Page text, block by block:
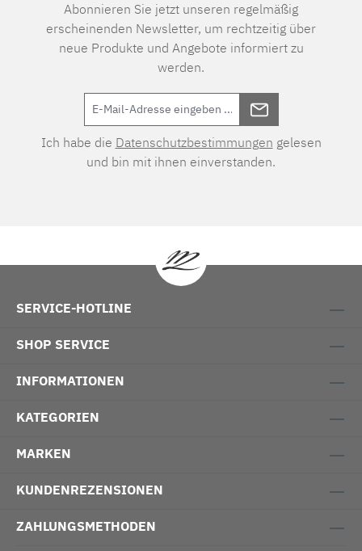
Abonnieren Sie jetzt unseren regelmäßig
erscheinenden Newsletter, um rechtzeitig über
neue Produkte und Angebote informiert zu
werden.
Ich habe die Datenschutzbestimmungen gelesen
und bin mit ihnen einverstanden.
SERVICE-HOTLINE
SHOP SERVICE
INFORMATIONEN
KATEGORIEN
MARKEN
KUNDENREZENSIONEN
ZAHLUNGSMETHODEN